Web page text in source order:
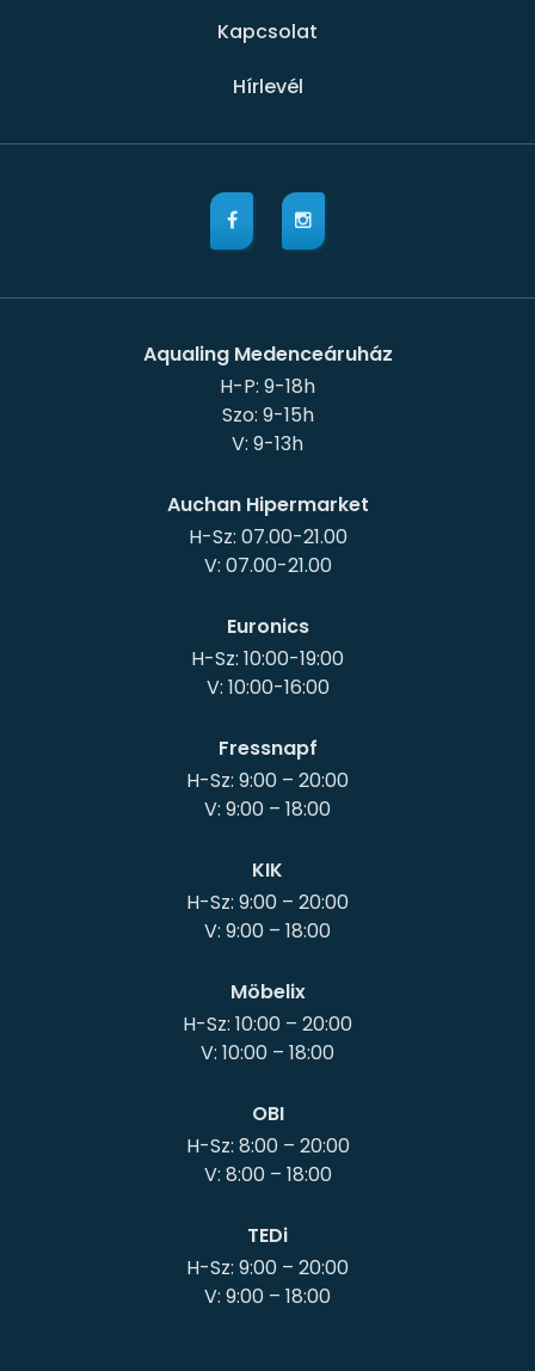
Kapcsolat
Hírlevél
Aqualing Medenceáruház
H-P: 9-18h
Szo: 9-15h
Auchan Hipermarket
H-Sz: 07.00-21.00
V: 07.00-21.00
Euronics
H-Sz: 10:00-19:00
V: 10:00-16:00
Fressnapf
H-Sz: 9:00 – 20:00
KIK
H-Sz: 9:00 – 20:00
Möbelix
H-Sz: 10:00 – 20:00
OBI
H-Sz: 8:00 – 20:00
V: 8:00 – 18:00
TEDi
H-Sz: 9:00 – 20:00